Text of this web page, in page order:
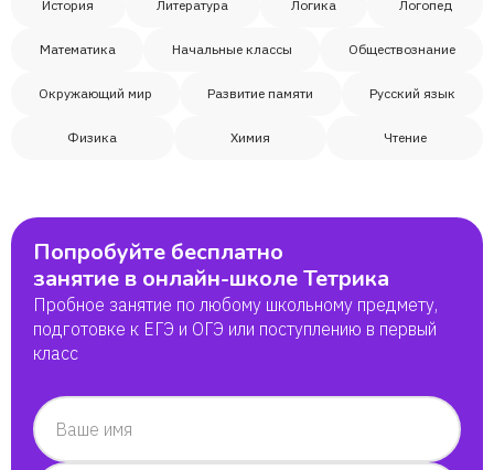
Елизавета
Петр
Юлия
Александра Баглаева
Дени
История Литература Логика Логопед
Математика Начальные классы Обществознание
Окружающий мир Развитие памяти Русский язык
Физика Химия Чтение
Попробуйте бесплатно
занятие в онлайн-школе Тетрика
Пробное занятие по любому школьному предмету,
подготовке к ЕГЭ и ОГЭ или поступлению в первый
класс
Ваше имя